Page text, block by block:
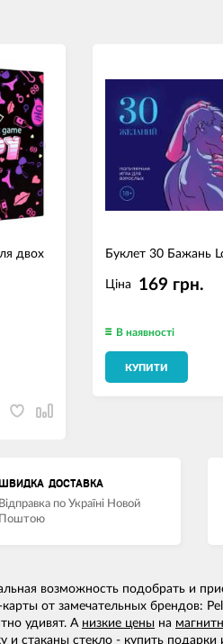
двох
Буклет 30 Бажань
Ціна 169 грн.
В наявності
КУПИТИ
ДОСТАВКА
Відправка по Україні Новой
Поштою
возможность подобрать и
от замечательных брендов:
удивят. А низкие цены на
и стаканы стекло - купить подарки